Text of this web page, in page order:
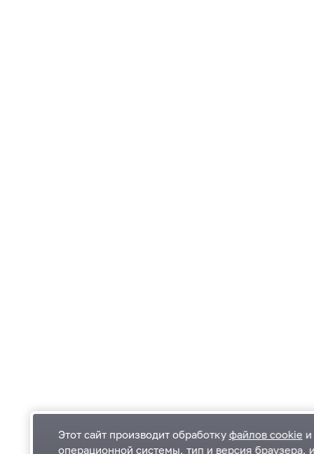
Этот сайт производит обработку файлов cookie
операционной системы, тип и версия браузера,